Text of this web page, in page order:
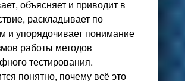
объясняет и приводит в
раскладывает по
и упорядочивает понимание
работы методов
тестирования.
понятно, почему всё это